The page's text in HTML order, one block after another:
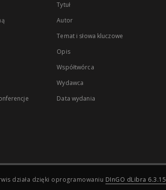
Tytuł
Autor
Temat i słowa kluczowe
Opis
Współtwórca
Wydawca
Data wydania
działa dzięki oprogramowaniu DInGO dLibra 6.3.15